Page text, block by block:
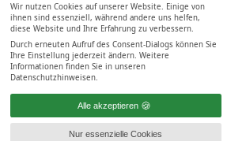
Wir nutzen Cookies auf unserer Website. Einige von
ihnen sind essenziell, während andere uns helfen,
diese Website und Ihre Erfahrung zu verbessern.
Durch erneuten Aufruf des Consent-Dialogs können Sie
Ihre Einstellung jederzeit ändern. Weitere
Informationen finden Sie in unseren
Datenschutzhinweisen.
Alle akzeptieren
Nur essenzielle Cookies
Datenschutz­einstellungen
Naturhotel Forsthofgut - Familie
Leogang - Salzburger Land,
info@forsthofgut.at
+43